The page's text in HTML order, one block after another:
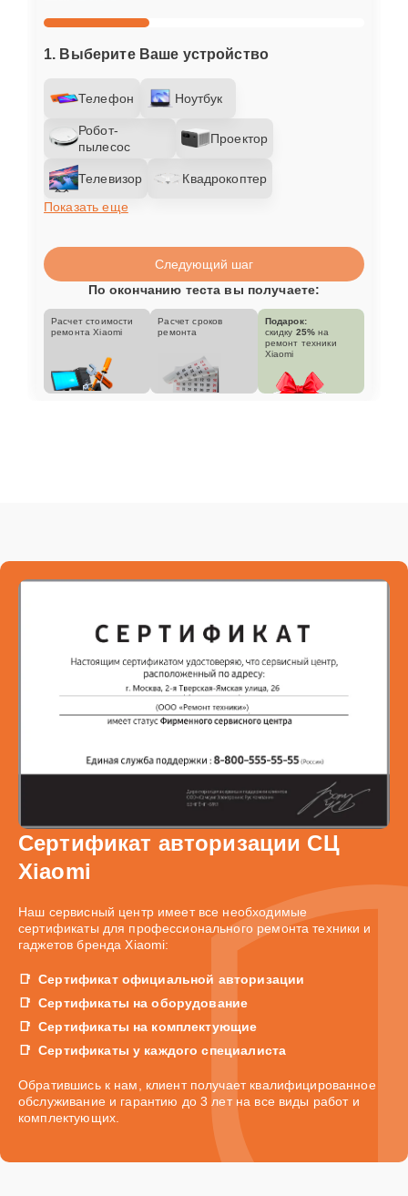
1. Выберите Ваше устройство
Телефон Ноутбук
Робот-
пылесос
Проектор
Телевизор
Квадрокоптер
Показать еще
Следующий шаг
По окончанию теста вы получаете:
Расчет стоимости
ремонта Xiaomi
Расчет сроков
ремонта
Подарок:
скидку 25% на
ремонт техники
Xiaomi
Сертификат авторизации СЦ
Xiaomi
Наш сервисный центр имеет все необходимые
сертификаты для профессионального ремонта техники и
гаджетов бренда Xiaomi:
Сертификат официальной авторизации
Сертификаты на оборудование
Сертификаты на комплектующие
Сертификаты у каждого специалиста
Обратившись к нам, клиент получает квалифицированное
обслуживание и гарантию до 3 лет на все виды работ и
комплектующих.